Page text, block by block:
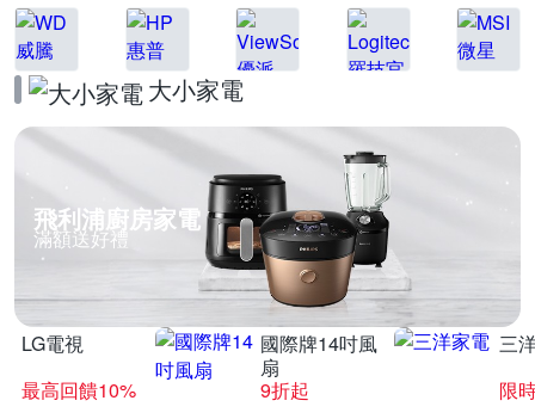
大小家電
飛利浦廚房家電
滿額送好禮
LG電視
最高回饋10%
國際牌14吋風
扇
9折起
三
限